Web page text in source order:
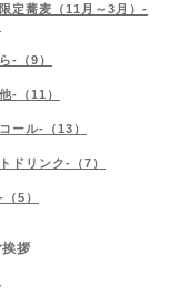
定蕎麦（11月～3月）-
-（9）
-（11）
ール-（13）
ドリンク-（7）
5）
拶